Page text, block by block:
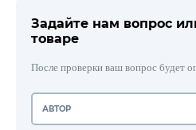
Задайте нам вопрос
товаре
После проверки ваш вопрос будет